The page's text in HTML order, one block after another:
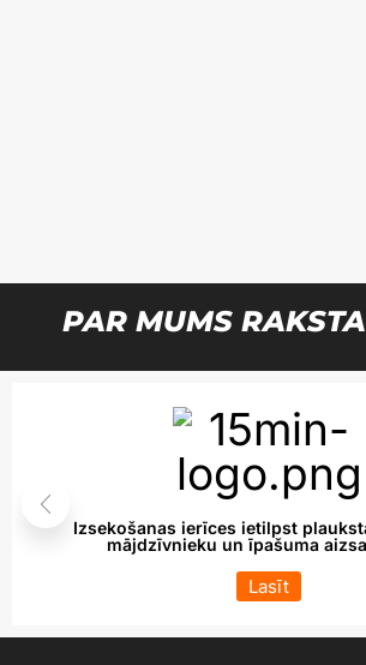
PAR MUMS
Izsekošanas ierīces ietilpst
mājdzīvnieku un īpašuma
Lasīt